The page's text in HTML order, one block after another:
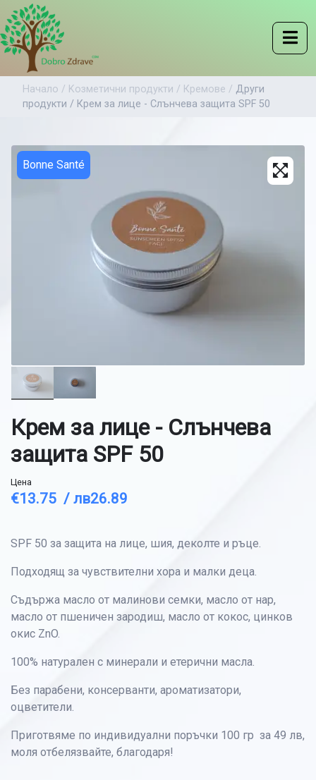
Начало / Kозметични продукти / Кремове / Други
продукти / Крем за лице - Слънчева защита SPF 50
Bonne Santé
Крем за лице - Слънчева
защита SPF 50
Цена
€13.75 / лв26.89
SPF 50 за защита на лице, шия, деколте и ръце.
Подходящ за чувствителни хора и малки деца.
Съдържа масло от малинови семки, масло от нар,
масло от пшеничен зародиш, масло от кокос, цинков
окис ZnO.
100% натурален с минерали и етерични масла.
Без парабени, консерванти, ароматизатори,
оцветители.
Приготвяме по индивидуални поръчки 100 гр за 49 лв,
моля отбелязвайте, благодаря!